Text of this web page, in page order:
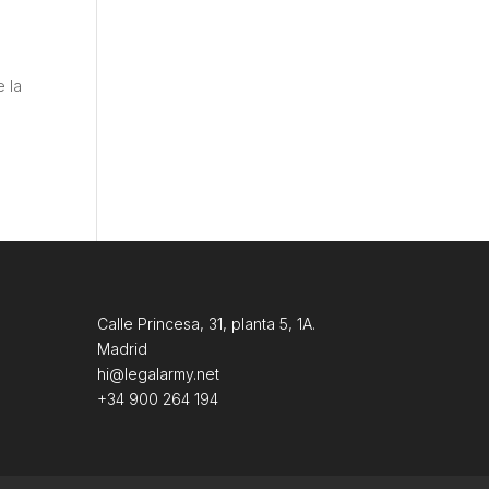
la
Calle Princesa, 31, planta 5, 1A.
Madrid
hi@legalarmy.net
+34 900 264 194